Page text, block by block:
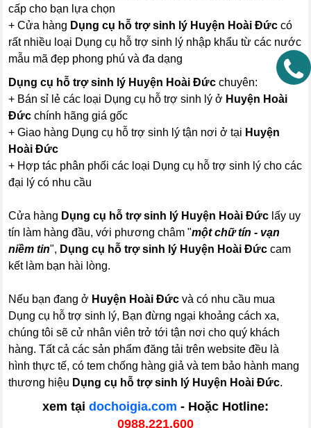
cấp cho bạn lựa chọn
+ Cửa hàng Dụng cụ hỗ trợ sinh lý Huyện Hoài Đức có
rất nhiều loại Dụng cụ hỗ trợ sinh lý nhập khẩu từ các nước
mẫu mã đẹp phong phú và đa dạng
Dụng cụ hỗ trợ sinh lý Huyện Hoài Đứcchuyên:
+ Bán sỉ lẻ các loại Dụng cụ hỗ trợ sinh lý ở Huyện Hoài
Đức chính hãng giá gốc
+ Giao hàng Dụng cụ hỗ trợ sinh lý tận nơi ở tại Huyện
Hoài Đức
+ Hợp tác phân phối các loại Dụng cụ hỗ trợ sinh lý cho các
đại lý có nhu cầu
Cửa hàng Dụng cụ hỗ trợ sinh lý Huyện Hoài Đức lấy uy
tín làm hàng đầu, với phương châm "một chữ tín - vạn
niềm tin", Dụng cụ hỗ trợ sinh lý Huyện Hoài Đức cam
kết làm bạn hài lòng.
Nếu bạn đang ở Huyện Hoài Đức và có nhu cầu mua
Dụng cụ hỗ trợ sinh lý, Bạn đừng ngại khoảng cách xa,
chúng tôi sẽ cử nhân viên trở tới tận nơi cho quý khách
hàng. Tất cả các sản phẩm đăng tải trên website đều là
hình thực tế, có tem chống hàng giả và tem bảo hành mang
thương hiệu Dụng cụ hỗ trợ sinh lý Huyện Hoài Đức.
xem tại dochoigia.com - Hoặc Hotline:
0988.221.600